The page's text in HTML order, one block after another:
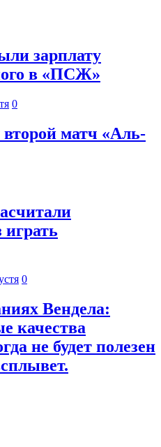
зарплату
в «ПСЖ»
0
матч «Аль-
играть
0
Вендела:
качества
не будет полезен